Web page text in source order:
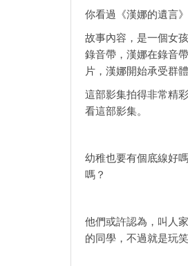
你看過《漢娜的遺言
故事內容，是一個女
錄音帶，漢娜在錄音
片，漢娜開始承受群
這部影集拍得非常精
看這部影集。
幼稚也要有個底線好
嗎？
他們或許認為，叫人
的同學，不過就是玩